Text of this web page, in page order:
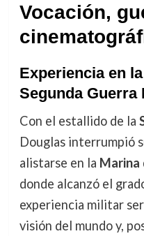
Vocación,
Experiencia en
Segunda Guerra
Con el estallido de la
Douglas interrumpió
alistarse en la Marina
donde alcanzó el
experiencia militar
visión del mundo y,